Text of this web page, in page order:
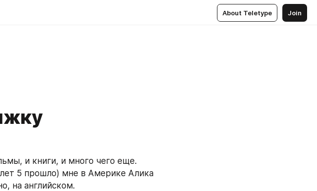
About Teletype Join
и книги, и много чего еще.
5 прошло) мне в Америке Алика
на английском.